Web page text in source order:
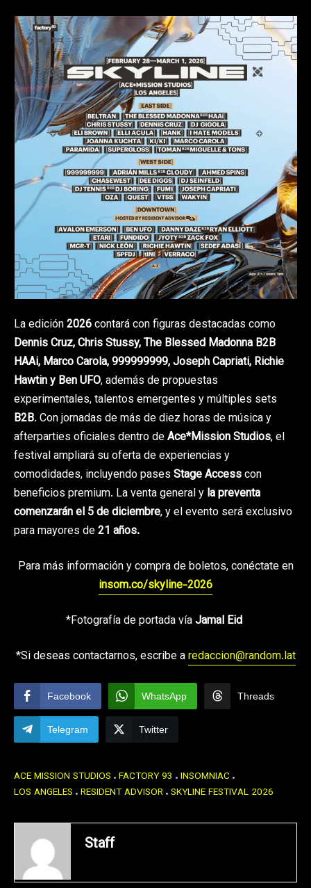
La edición2026contará con figuras destacadas como
Dennis Cruz, Chris Stussy, The Blessed Madonna B2B
HAAi, Marco Carola, 999999999, Joseph Capriati, Richie
Hawtin y Ben UFO, además de propuestas
experimentales, talentos emergentes y múltiples sets
B2B. Con jornadas de más de diez horas de música y
afterparties oficiales dentro deAce*Mission Studios, el
festival ampliará su oferta de experiencias y
comodidades, incluyendo pases Stage Accesscon
beneficios premium. La venta general y la preventa
comenzaránel 5 de diciembre, y el evento será exclusivo
para mayores de21 años.
Para más información y compra de boletos, conéctate en
insom.co/skyline-2026
*Fotografía de portada víaJamal Eid
*Si deseas contactarnos, escribe aredaccion@random.lat
Facebook WhatsApp Threads
Telegram Twitter
ACE MISSION STUDIOS FACTORY 93
INSOMNIAC
LOS ANGELES RESIDENT ADVISOR SKYLINE FESTIVAL 2026
Staff